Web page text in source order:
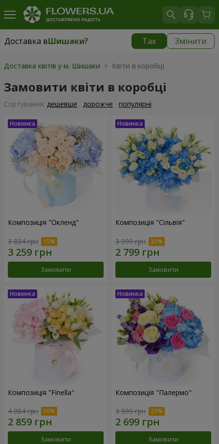
Доставка вШишаки? Так Змінити
Доставка вШишаки|
Доставка квітів у м. Шишаки > Квіти в коробці
Замовити квіти в коробці
Сортування: дешевше дорожче популярні
Композиція "Окленд"
3 834 грн
Замовити
Композиція "Сільвія"
3 999 грн
Замовити
Композиція "Finella"
4 084 грн
Замовити
Композиція "Палермо"
3 599 грн
Замовити